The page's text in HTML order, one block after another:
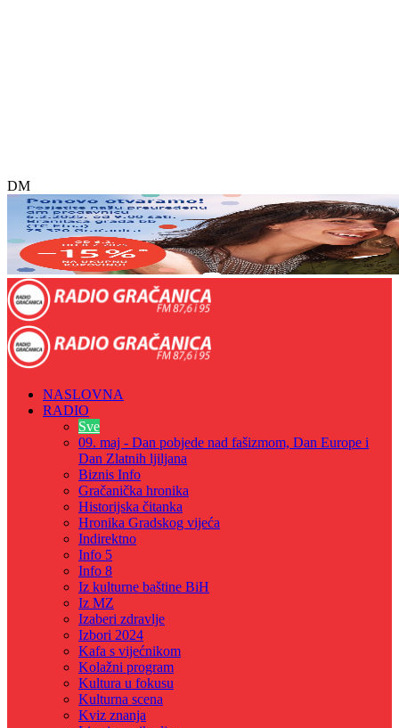
DM
NASLOVNA
RADIO
Sve
09. maj - Dan pobjede nad fašizmom, Dan Europe i
Dan Zlatnih ljiljana
Biznis Info
Gračanička hronika
Historijska čitanka
Hronika Gradskog vijeća
Indirektno
Info 5
Info 8
Iz kulturne baštine BiH
Iz MZ
Izaberi zdravlje
Izbori 2024
Kafa s vijećnikom
Kolažni program
Kultura u fokusu
Kulturna scena
Kviz znanja